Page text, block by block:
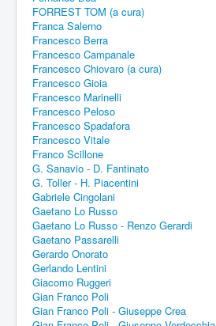
FORREST TOM (a cura)
Franca Salerno
Francesco Berra
Francesco Campanale
Francesco Chiovaro (a cura)
Francesco Gioia
Francesco Marinelli
Francesco Peloso
Francesco Spadafora
Francesco Vitale
Franco Scillone
G. Sanavio - D. Fantinato
G. Toller - H. Piacentini
Gabriele Cingolani
Gaetano Lo Russo
Gaetano Lo Russo - Renzo Gerardi
Gaetano Passarelli
Gerardo Onorato
Gerlando Lentini
Giacomo Ruggeri
Gian Franco Poli
Gian Franco Poli - Giuseppe Crea